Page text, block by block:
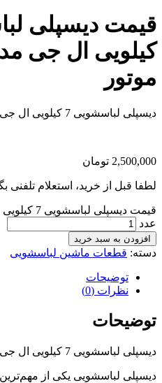
کیلویی ال جی
موتور
دیسپلی لباسشویی 7 کیلویی ال جی مدل تاخو روی موتور
2,500,000 تومان
لطفا قبل از خرید، استعلام تلفنی
قیمت
عدد
افزودن به سبد خرید
دسته: قطعات ماشین لباسشویی
توضیحات
نظرات (0)
توضیحات
دیسپلی لباسشویی 7 کیلویی ال جی مدل تاخو روی موتور
دیسپلی لباسشویی یکی از